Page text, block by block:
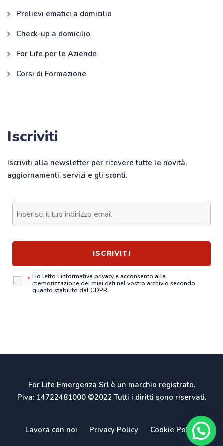
Prelievi ematici a domicilio
Check-up a domicilio
For Life per le Aziende
Corsi di Formazione
Iscriviti
Iscriviti alla newsletter per ricevere tutte le novità,
aggiornamenti, servizi e gli sconti.
* Ho letto l'informativa privacye acconsento alla
memorizzazione dei miei dati nel vostro archivio secondo
quanto stabilito dal GDPR.
For Life Emergenza Srl è un marchio registrato.
Piva: 14722481000 ©2022 Tutti i diritti sono riservati.
Lavora con noi Privacy Policy Cookie Policy